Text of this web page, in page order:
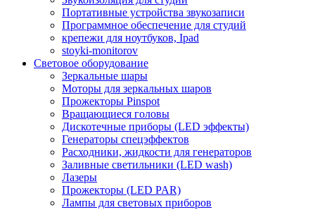
Портативные устройства звукозаписи
Программное обеспечение для студий
крепежи для ноутбуков, Ipad
stoyki-monitorov
Световое оборудование
Зеркальные шары
Моторы для зеркальных шаров
Прожекторы Pinspot
Вращающиеся головы
Дискотечные приборы (LED эффекты)
Генераторы спецэффектов
Расходники, жидкости для генераторов
Заливные светильники (LED wash)
Лазеры
Прожекторы (LED PAR)
Лампы для световых приборов